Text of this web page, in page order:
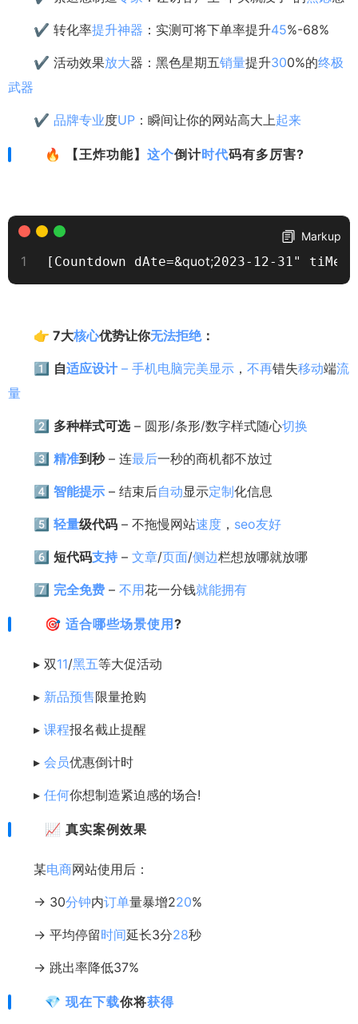
✔️ 转化率提升神器 ：实测可将下单率提升45%-68%
✔️ 活动效果放大器：黑色星期五销量提升300%的终极
武器
✔️ 品牌专业度UP ：瞬间让你的网站高大上起来
🔥 【王炸功能】 这个倒计时代码有多厉害?
Markup
[Countdown dAte=&quot;2023-12-31"
👉 7大核心优势让你无法拒绝：
1️⃣ 自适应设计 – 手机电脑完美显示 ， 不再错失移动端流
量
2️⃣ 多种样式可选– 圆形/条形/数字样式随心切换
3️⃣ 精准到秒– 连最后一秒的商机都不放过
4️⃣ 智能提示 – 结束后自动显示定制化信息
5️⃣ 轻量级代码 – 不拖慢网站速度 ， seo友好
6️⃣ 短代码支持 – 文章/页面/侧边栏想放哪就放哪
7️⃣ 完全免费 – 不用花一分钱就能拥有
🎯 适合哪些场景使用 ?
▸ 双11/黑五等大促活动
▸ 新品预售限量抢购
▸ 课程报名截止提醒
▸ 会员优惠倒计时
▸ 任何你想制造紧迫感的场合!
📈 真实案例效果
某电商网站使用后：
→ 30分钟内订单量暴增220%
→ 平均停留时间延长3分28秒
→ 跳出率降低37%
💎 现在下载你将获得